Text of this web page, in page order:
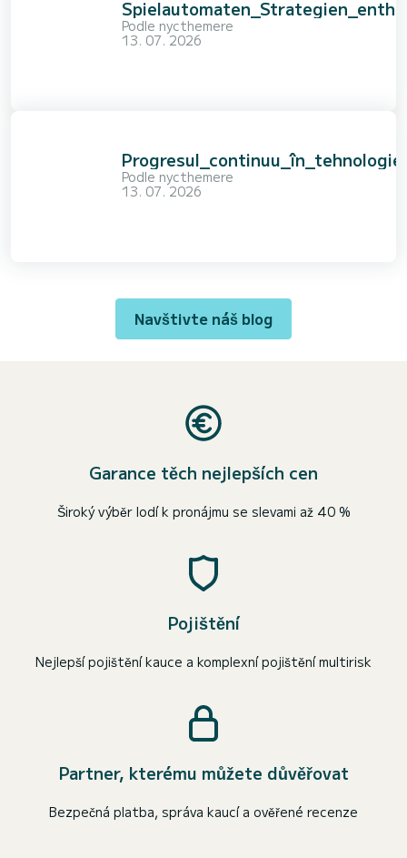
Podle nycthemere
13. 07. 2026
Podle nycthemere
13. 07. 2026
Navštivte náš blog
Garance těch nejlepších cen
Široký výběr lodí k pronájmu se slevami až 40 %
Pojištění
Nejlepší pojištění kauce a komplexní pojištění multirisk
Partner, kterému můžete důvěřovat
Bezpečná platba, správa kaucí a ověřené recenze